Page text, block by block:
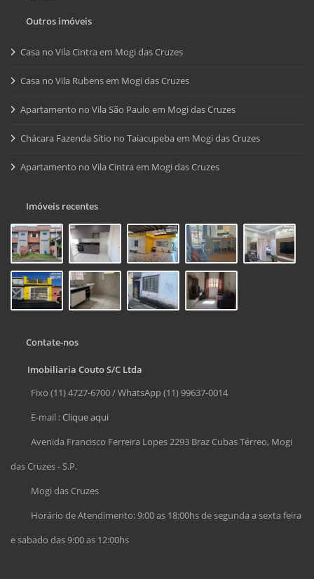
Outros imóveis
Casa no Vila Cintra em Mogi das Cruzes
Casa no Vila Rubens em Mogi das Cruzes
Apartamento no Vila São Paulo em Mogi das Cruzes
Chácara Fazenda Sítio no Taiacupeba em Mogi das Cruzes
Apartamento no Vila Cintra em Mogi das Cruzes
Imóveis recentes
Contate-nos
Imobiliaria Couto S/C Ltda
Fixo (11) 4727-6700 / WhatsApp (11) 99637-0014
E-mail :Clique aqui
Avenida Francisco Ferreira Lopes 2293 Braz Cubas Térreo, Mogi
das Cruzes - S.P.
Mogi das Cruzes
Horário de Atendimento: 9:00 as 18:00hs de segunda a sexta feira
e sabado das 9:00 as 12:00hs